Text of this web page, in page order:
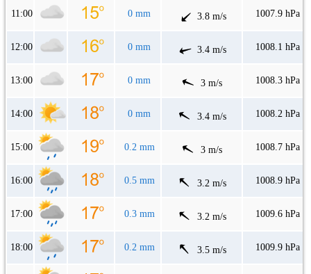
11:00 0 mm 3.8 m/s 1007.9 hPa
12:00 0 mm 3.4 m/s 1008.1 hPa
13:00 0 mm 3 m/s 1008.3 hPa
14:00 0 mm 3.4 m/s 1008.2 hPa
15:00 0.2 mm 3 m/s 1008.7 hPa
16:00 0.5 mm 3.2 m/s 1008.9 hPa
17:00 0.3 mm 3.2 m/s 1009.6 hPa
18:00 0.2 mm 3.5 m/s 1009.9 hPa